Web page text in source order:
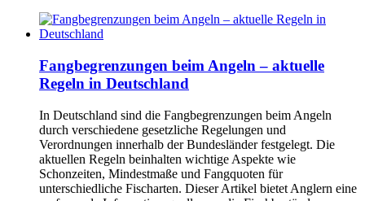
Fangbegrenzungen beim Angeln – aktuelle
Regeln in Deutschland
In Deutschland sind die Fangbegrenzungen beim Angeln
durch verschiedene gesetzliche Regelungen und
Verordnungen innerhalb der Bundesländer festgelegt. Die
aktuellen Regeln beinhalten wichtige Aspekte wie
Schonzeiten, Mindestmaße und Fangquoten für
unterschiedliche Fischarten. Dieser Artikel bietet Anglern eine